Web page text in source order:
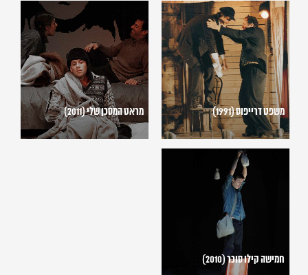
משפט
דרייפוס
(1991)
משפט דרייפוס (1991)
המסכן
שלי
מראט המסכן שלי (2011)
חמישה קילו סוכר (2010)